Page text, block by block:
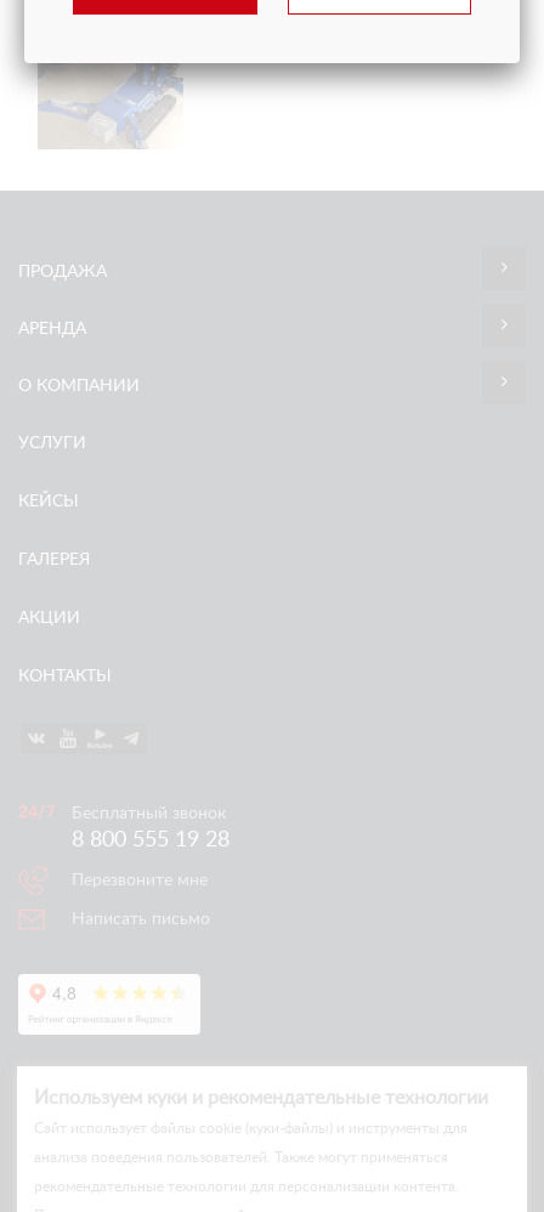
ПРОДАЖА
АРЕНДА
О КОМПАНИИ
УСЛУГИ
КЕЙСЫ
ГАЛЕРЕЯ
АКЦИИ
КОНТАКТЫ
Бесплатный звонок
8 800 555 19 28
Перезвоните мне
Написать письмо
Используем куки и рекомендательные технологии
Cайт использует файлы cookie (куки-файлы) и инструменты для
анализа поведения пользователей. Также могут применяться
рекомендательные технологии для персонализации контента.